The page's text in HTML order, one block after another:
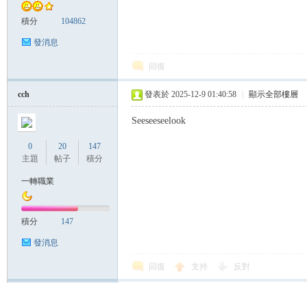
積分 104862
發消息
回復
cch
0
主題
20
帖子
147
積分
一轉職業
積分 147
發消息
發表於 2025-12-9 01:40:58 顯示全部樓層
Seeseeseelook
回復 支持 反對